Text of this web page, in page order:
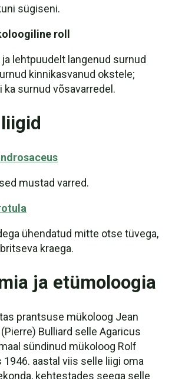
sügiseni.
roll
lehtpuudelt langenud surnud
kinnikasvanud okstele;
ka surnud võsavarredel.
mustad varred.
ühendatud mitte otse tüvega,
kraega.
ja etümoloogia
prantsuse mükoloog Jean
Bulliard selle Agaricus
sündinud mükoloog Rolf
1946. aastal viis selle liigi oma
kehtestades seega selle